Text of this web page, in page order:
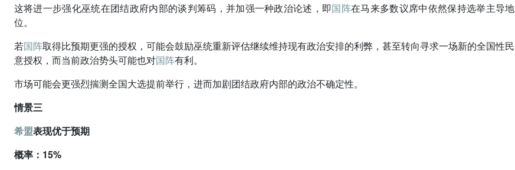
这将进一步强化巫统在团结政府内部的谈判筹码，并加强一种政治论述，即国阵在马来多数议席中依然保持选举主导地
位。
若国阵取得比预期更强的授权，可能会鼓励巫统重新评估继续维持现有政治安排的利弊，甚至转向寻求一场新的全国性民
意授权，而当前政治势头可能也对国阵有利。
市场可能会更强烈揣测全国大选提前举行，进而加剧团结政府内部的政治不确定性。
情景三
希盟表现优于预期
概率：15%